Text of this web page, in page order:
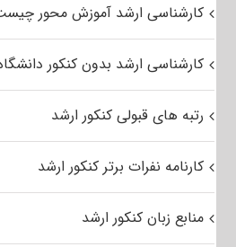
کارشناسی ارشد آموزش محور
کارشناسی ارشد بدون کنکور
رتبه های قبولی کنکور ارشد
کارنامه نفرات برتر کنکور ارشد
منابع زبان کنکور ارشد